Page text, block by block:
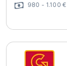
980 - 1.100